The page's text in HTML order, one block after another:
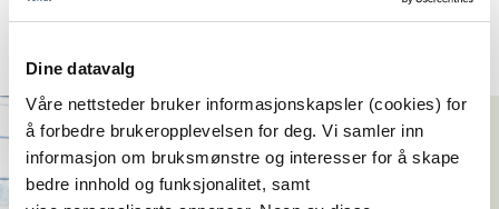
Dine datavalg
Våre nettsteder bruker informasjonskapsler (cookies) for
å forbedre brukeropplevelsen for deg. Vi samler inn
informasjon om bruksmønstre og interesser for å skape
bedre innhold og funksjonalitet, samt
Aktuelt
Symptomene alle
menn bør ta alvorlig